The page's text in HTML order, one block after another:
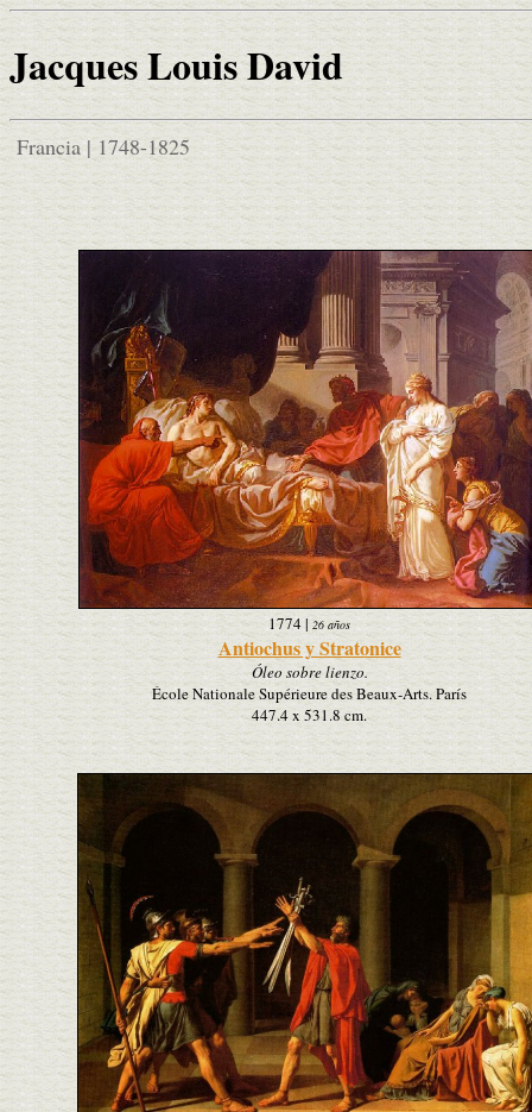
Jacques Louis David
Francia | 1748-1825
1774| 26 años
Antiochus y Stratonice
Óleo sobre lienzo.
École Nationale Supérieure des Beaux-Arts. París
447.4 x 531.8 cm.